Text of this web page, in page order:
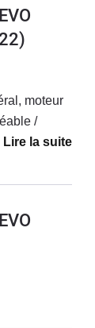
depuis
moteur
/
et des